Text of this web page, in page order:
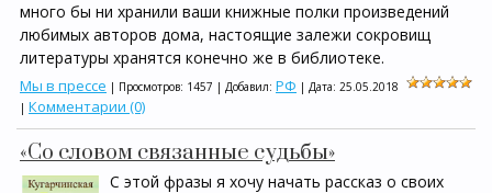
много бы ни хранили ваши книжные полки произведений
любимых авторов дома, настоящие залежи сокровищ
литературы хранятся конечно же в библиотеке.
Мы в прессе | Просмотров: 1457 | Добавил: РФ | Дата: 25.05.2018
| Комментарии (0)
«Со словом связанные судьбы»
С этой фразы я хочу начать рассказ о своих